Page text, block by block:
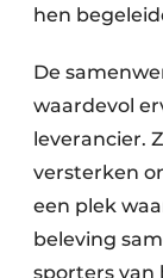
hen
De
waardevol
leverancier.
versterken
een plek
beleving
sporters van